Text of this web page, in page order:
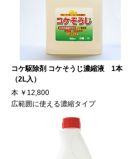
コケ駆除剤 コケそうじ濃縮液 1本
（2L入）
本 ￥12,800
広範囲に使える濃縮タイプ